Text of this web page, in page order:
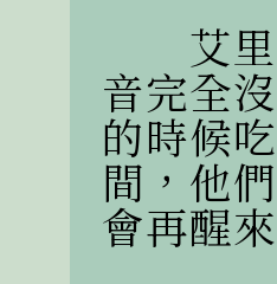
艾里
音完全
的時候
間，他
會再醒來